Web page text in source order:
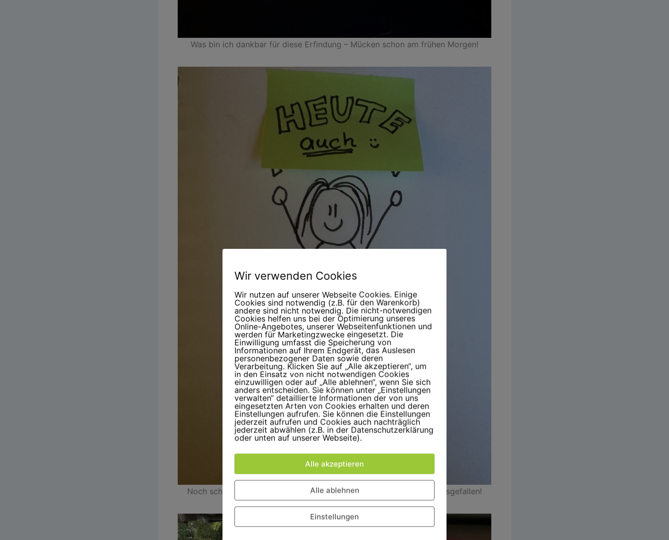
Was bin ich dankbar für diese Erfindung – Mücken schon am frühen Morgen!
Noch schnell Werbung in eigener Sache – Spoiler: ist wegen Hitze ausgefallen!
Wir verwenden Cookies
Wir nutzen auf unserer Webseite Cookies. Einige
Cookies sind notwendig (z.B. für den Warenkorb)
andere sind nicht notwendig. Die nicht-notwendigen
Cookies helfen uns bei der Optimierung unseres
Online-Angebotes, unserer Webseitenfunktionen und
werden für Marketingzwecke eingesetzt. Die
Einwilligung umfasst die Speicherung von
Informationen auf Ihrem Endgerät, das Auslesen
personenbezogener Daten sowie deren
Verarbeitung. Klicken Sie auf „Alle akzeptieren“, um
in den Einsatz von nicht notwendigen Cookies
einzuwilligen oder auf „Alle ablehnen“, wenn Sie sich
anders entscheiden. Sie können unter „Einstellungen
verwalten“ detaillierte Informationen der von uns
eingesetzten Arten von Cookies erhalten und deren
Einstellungen aufrufen. Sie können die Einstellungen
jederzeit aufrufen und Cookies auch nachträglich
jederzeit abwählen (z.B. in der Datenschutzerklärung
oder unten auf unserer Webseite).
Alle akzeptieren
Alle ablehnen
Einstellungen